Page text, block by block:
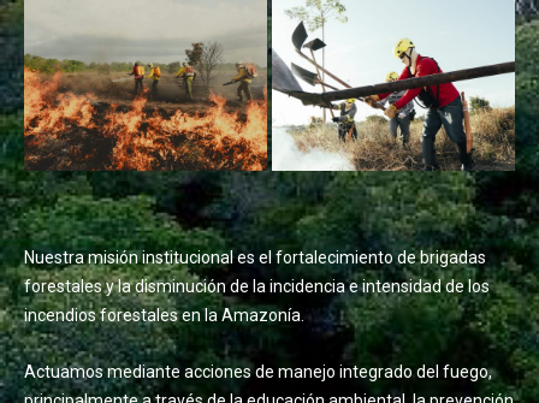
Nuestra misión institucional es el fortalecimiento de brigadas
forestales y la disminución de la incidencia e intensidad de los
incendios forestales en la Amazonía.
Actuamos mediante acciones de manejo integrado del fuego,